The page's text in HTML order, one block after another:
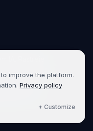
IA. Rastreie
improve the platform.
Privacy policy
+ Customize